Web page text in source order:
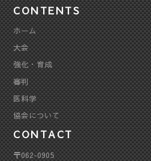
CONTENTS
ホーム
大会
強化・育成
審判
医科学
協会について
CONTACT
〒062-0905